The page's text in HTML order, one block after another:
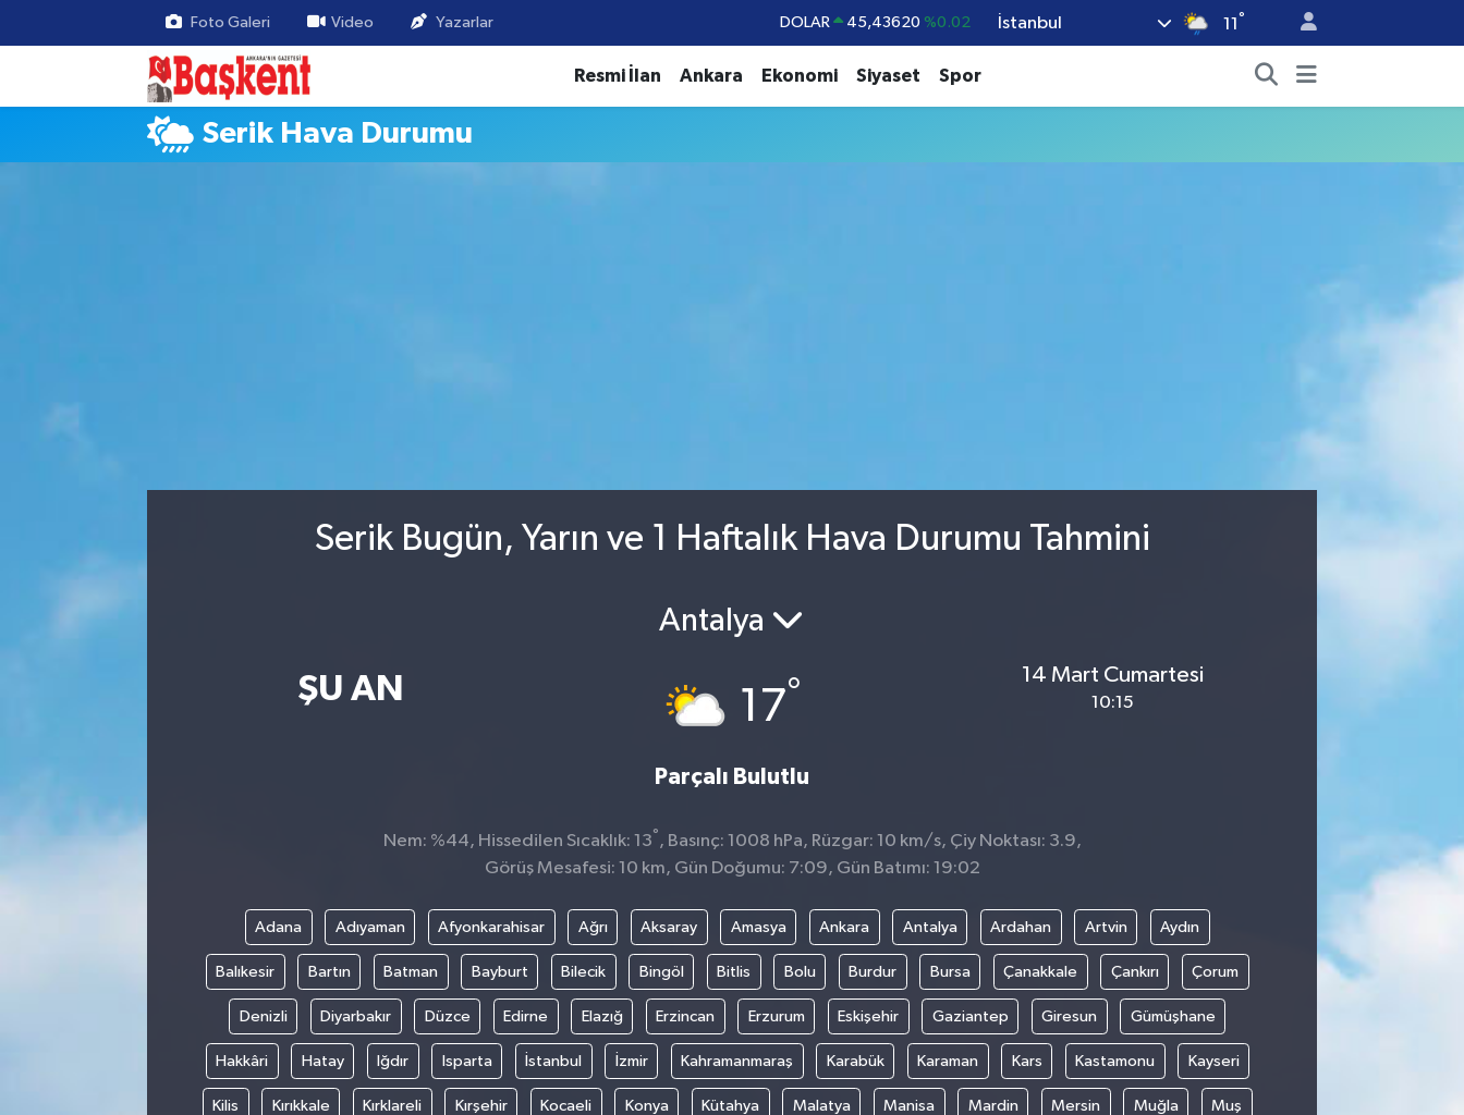
Foto Galeri Video Yazarlar DOLAR 45,43620 %0.02 İstanbul 11 °
Resmi İlan Ankara Ekonomi Siyaset Spor
Serik Hava Durumu
Serik Bugün, Yarın ve 1 Haftalık Hava Durumu Tahmini
ŞU AN
Antalya
17°
Parçalı Bulutlu
14 Mart Cumartesi
10:15
Nem: %44, Hissedilen Sıcaklık: 13° , Basınç: 1008 hPa, Rüzgar: 10 km/s, Çiy Noktası: 3.9,
Görüş Mesafesi: 10 km, Gün Doğumu: 7:09, Gün Batımı: 19:02
Adana Adıyaman Afyonkarahisar Ağrı Aksaray Amasya Ankara Antalya Ardahan Artvin Aydın
Balıkesir Bartın Batman Bayburt Bilecik Bingöl Bitlis Bolu Burdur Bursa Çanakkale Çankırı Çorum
Denizli Diyarbakır Düzce Edirne Elazığ Erzincan Erzurum Eskişehir Gaziantep Giresun Gümüşhane
Hakkâri Hatay Iğdır Isparta İstanbul İzmir Kahramanmaraş Karabük Karaman Kars Kastamonu Kayseri
Kilis Kırıkkale Kırklareli Kırşehir Kocaeli Konya Kütahya Malatya Manisa Mardin Mersin Muğla Muş